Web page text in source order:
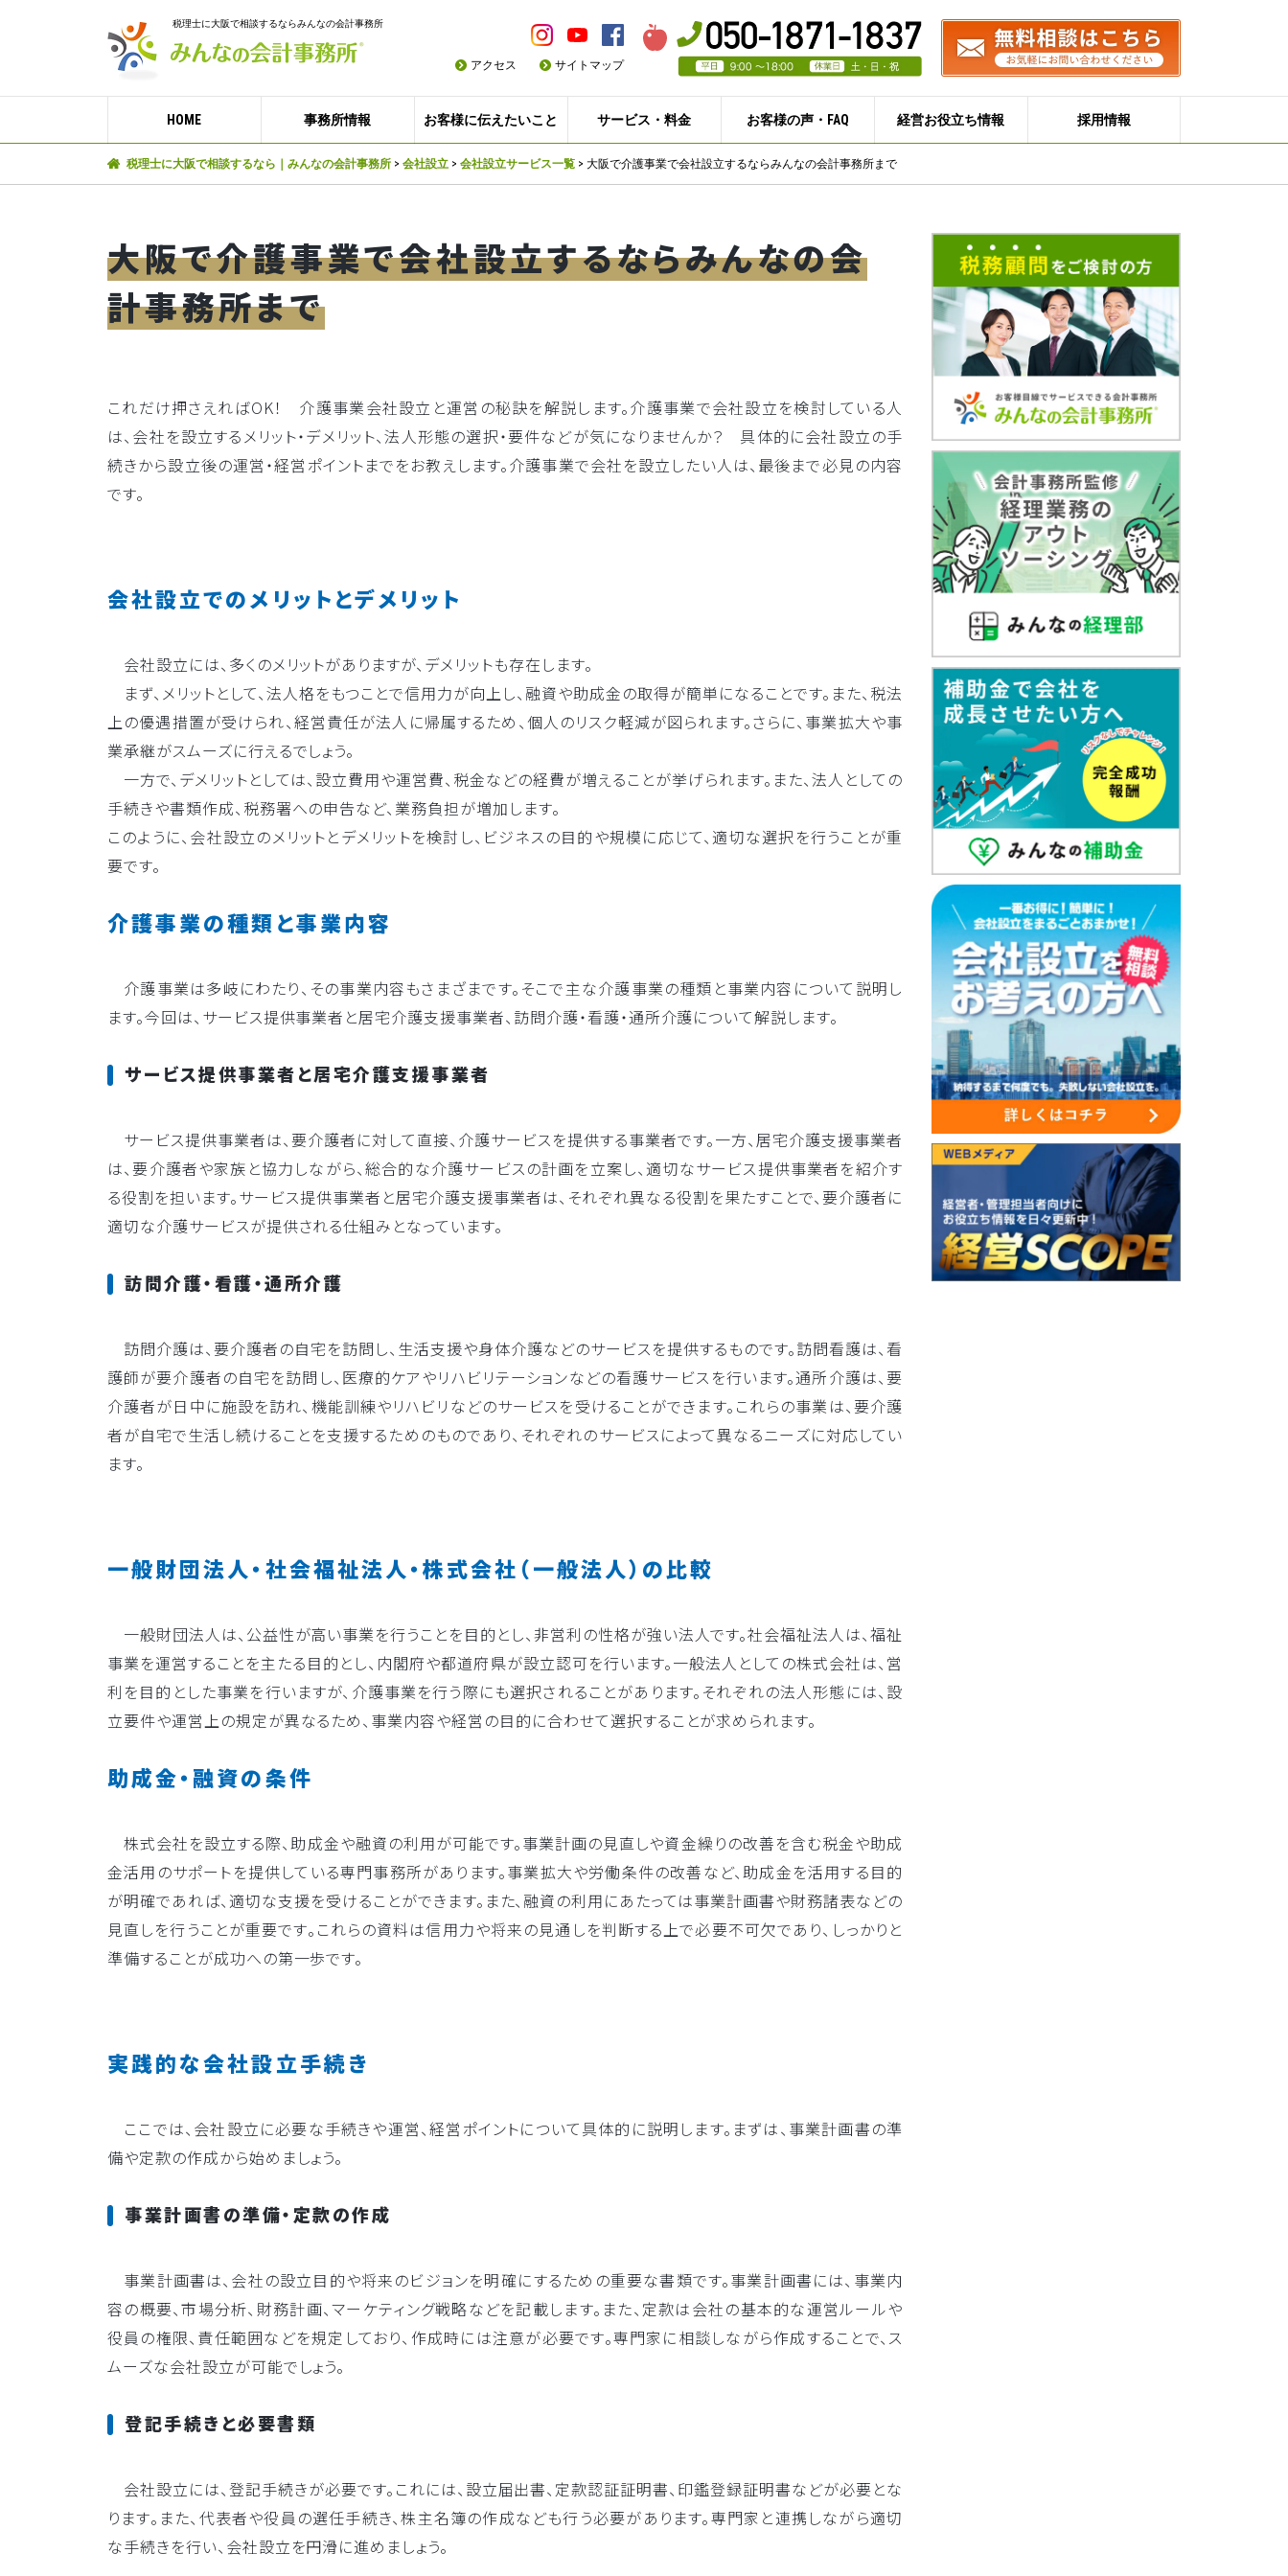
税理士に大阪で相談するならみんなの会計事務所
アクセス サイトマップ
HOME 事務所情報 お客様に伝えたいこと サービス・料金 お客様の声・FAQ 経営お役立ち情報 採用情報
税理士に大阪で相談するなら｜みんなの会計事務所 > 会社設立 > 会社設立サービス一覧 > 大阪で介護事業で会社設立するならみんなの会計事務所まで
大阪で介護事業で会社設立するならみんなの会
計事務所まで
これだけ押さえればOK！ 介護事業会社設立と運営の秘訣を解説します。介護事業で会社設立を検討している人
は、会社を設立するメリット・デメリット、法人形態の選択・要件などが気になりませんか？ 具体的に会社設立の手
続きから設立後の運営・経営ポイントまでをお教えします。介護事業で会社を設立したい人は、最後まで必見の内容
です。
会社設立でのメリットとデメリット
会社設立には、多くのメリットがありますが、デメリットも存在します。
まず、メリットとして、法人格をもつことで信用力が向上し、融資や助成金の取得が簡単になることです。また、税法
上の優遇措置が受けられ、経営責任が法人に帰属するため、個人のリスク軽減が図られます。さらに、事業拡大や事
業承継がスムーズに行えるでしょう。
一方で、デメリットとしては、設立費用や運営費、税金などの経費が増えることが挙げられます。また、法人としての
手続きや書類作成、税務署への申告など、業務負担が増加します。
このように、会社設立のメリットとデメリットを検討し、ビジネスの目的や規模に応じて、適切な選択を行うことが重
要です。
介護事業の種類と事業内容
介護事業は多岐にわたり、その事業内容もさまざまです。そこで主な介護事業の種類と事業内容について説明し
ます。今回は、サービス提供事業者と居宅介護支援事業者、訪問介護・看護・通所介護について解説します。
サービス提供事業者と居宅介護支援事業者
サービス提供事業者は、要介護者に対して直接、介護サービスを提供する事業者です。一方、居宅介護支援事業者
は、要介護者や家族と協力しながら、総合的な介護サービスの計画を立案し、適切なサービス提供事業者を紹介す
る役割を担います。サービス提供事業者と居宅介護支援事業者は、それぞれ異なる役割を果たすことで、要介護者に
適切な介護サービスが提供される仕組みとなっています。
訪問介護・看護・通所介護
訪問介護は、要介護者の自宅を訪問し、生活支援や身体介護などのサービスを提供するものです。訪問看護は、看
護師が要介護者の自宅を訪問し、医療的ケアやリハビリテーションなどの看護サービスを行います。通所介護は、要
介護者が日中に施設を訪れ、機能訓練やリハビリなどのサービスを受けることができます。これらの事業は、要介護
者が自宅で生活し続けることを支援するためのものであり、それぞれのサービスによって異なるニーズに対応してい
ます。
一般財団法人・社会福祉法人・株式会社（一般法人）の比較
一般財団法人は、公益性が高い事業を行うことを目的とし、非営利の性格が強い法人です。社会福祉法人は、福祉
事業を運営することを主たる目的とし、内閣府や都道府県が設立認可を行います。一般法人としての株式会社は、営
利を目的とした事業を行いますが、介護事業を行う際にも選択されることがあります。それぞれの法人形態には、設
立要件や運営上の規定が異なるため、事業内容や経営の目的に合わせて選択することが求められます。
助成金・融資の条件
株式会社を設立する際、助成金や融資の利用が可能です。事業計画の見直しや資金繰りの改善を含む税金や助成
金活用のサポートを提供している専門事務所があります。事業拡大や労働条件の改善など、助成金を活用する目的
が明確であれば、適切な支援を受けることができます。また、融資の利用にあたっては事業計画書や財務諸表などの
見直しを行うことが重要です。これらの資料は信用力や将来の見通しを判断する上で必要不可欠であり、しっかりと
準備することが成功への第一歩です。
実践的な会社設立手続き
ここでは、会社設立に必要な手続きや運営、経営ポイントについて具体的に説明します。まずは、事業計画書の準
備や定款の作成から始めましょう。
事業計画書の準備・定款の作成
事業計画書は、会社の設立目的や将来のビジョンを明確にするための重要な書類です。事業計画書には、事業内
容の概要、市場分析、財務計画、マーケティング戦略などを記載します。また、定款は会社の基本的な運営ルールや
役員の権限、責任範囲などを規定しており、作成時には注意が必要です。専門家に相談しながら作成することで、ス
ムーズな会社設立が可能でしょう。
登記手続きと必要書類
会社設立には、登記手続きが必要です。これには、設立届出書、定款認証証明書、印鑑登録証明書などが必要とな
ります。また、代表者や役員の選任手続き、株主名簿の作成なども行う必要があります。専門家と連携しながら適切
な手続きを行い、会社設立を円滑に進めましょう。